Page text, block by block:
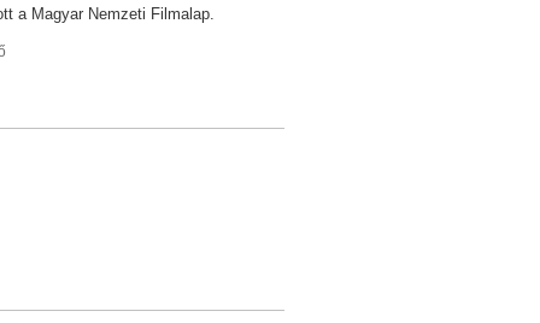
a Magyar Nemzeti Filmalap.